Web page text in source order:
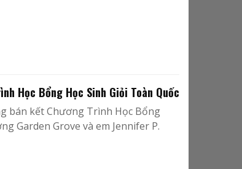
Học Bổng Học Sinh Giỏi Toàn Quốc
bán kết Chương Trình Học Bổng
Garden Grove và em Jennifer P.